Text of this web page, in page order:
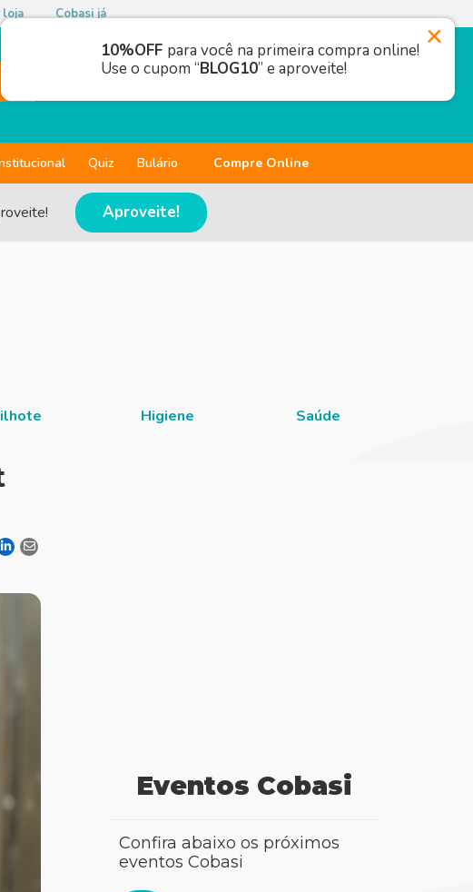
loja Cobasi já
Quiz Bulário Compre Online
Aproveite!
Higiene Saúde
Eventos Cobasi
Confira abaixo os próximos
eventos Cobasi
10%OFF para você na primeira compra online!
Use o cupom “BLOG10” e aproveite!